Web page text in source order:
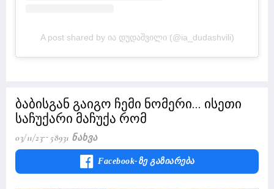
A post shared by ია დუდაშვილი (@ia_dudashvili)
ბაბისგან გაიგო ჩემი ნომერი... ისეთი
საჩუქარი მაჩუქა რომ
03/11/23 58931 Ნახვა
Facebook-Ზე Გაზიარება